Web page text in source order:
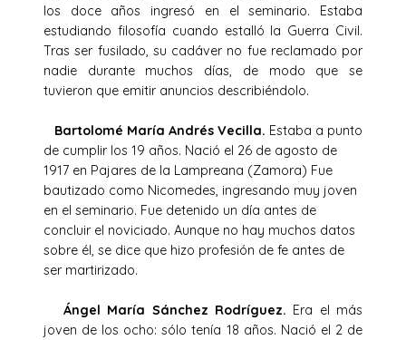
los doce años ingresó en el seminario. Estaba
estudiando filosofía cuando estalló la Guerra Civil.
Tras ser fusilado, su cadáver no fue reclamado por
nadie durante muchos días, de modo que se
tuvieron que emitir anuncios describiéndolo.
Bartolomé María Andrés Vecilla. Estaba a punto
de cumplir los 19 años. Nació el 26 de agosto de
1917 en Pajares de la Lampreana (Zamora) Fue
bautizado como Nicomedes, ingresando muy joven
en el seminario. Fue detenido un día antes de
concluir el noviciado. Aunque no hay muchos datos
sobre él, se dice que hizo profesión de fe antes de
ser martirizado.
Ángel María Sánchez Rodríguez. Era el más
joven de los ocho: sólo tenía 18 años. Nació el 2 de